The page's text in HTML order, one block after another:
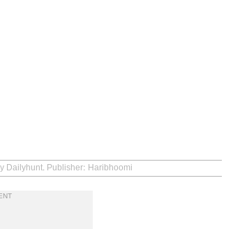
Dailyhunt. Publisher: Haribhoomi